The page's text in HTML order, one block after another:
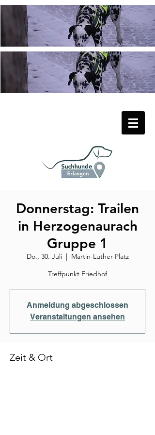
Donnerstag: Trailen
in Herzogenaurach
Gruppe 1
Do., 30. Juli
  |
Martin-Luther-Platz
Treffpunkt Friedhof
Anmeldung abgeschlossen
Veranstaltungen ansehen
Zeit & Ort